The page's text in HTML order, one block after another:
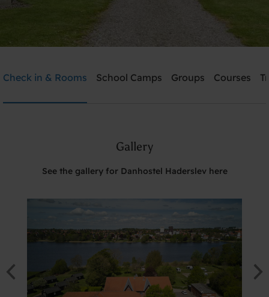
Need help? Ring:+45 7452 1347
Check in & Rooms School Camps Groups Courses
Gallery
See the gallery for Danhostel Haderslev here